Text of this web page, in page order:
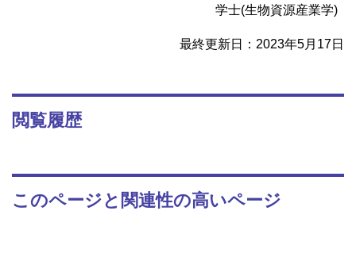
学士(生物資源産業学)
最終更新日：2023年5月17日
閲覧履歴
このページと関連性の高いページ